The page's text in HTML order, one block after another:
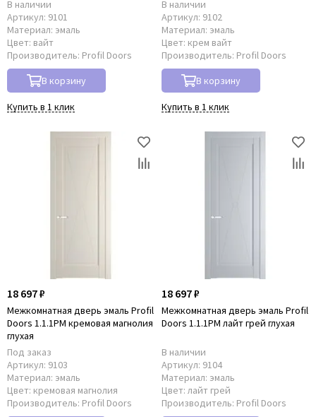
Фурнитура Archie
Фурнитура Fantom
Фурнитура Lockstyle
Двери Дворецкий
Двери Дверцов
Владимирская Фабрика Дверей
Ульяновские двери
В наличии
Артикул: 9101
Материал: эмаль
Цвет: вайт
Производитель: Profil Doors
В корзину
Купить в 1 клик
В наличии
Артикул: 9102
Материал: эмаль
Цвет: крем вайт
Производитель: Profil Doors
В корзину
Купить в 1 клик
18 697 ₽
Межкомнатная дверь эмаль Profil
Doors 1.1.1PM кремовая магнолия
глухая
Под заказ
Артикул: 9103
Материал: эмаль
Цвет: кремовая магнолия
Производитель: Profil Doors
18 697 ₽
Межкомнатная дверь эмаль Profil
Doors 1.1.1PM лайт грей глухая
В наличии
Артикул: 9104
Материал: эмаль
Цвет: лайт грей
Производитель: Profil Doors